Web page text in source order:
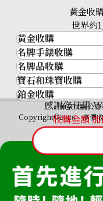
Bulgari Bvlgari
BBLP33G
參考回收價
HKD 35,355.79
收購日期: 2025年11月
感謝您使用
收購金額
黃金收
世界約
黃金收購
黃金･金條
金條
金幣及銀幣
過去十年黃金價格
金飾
金戒指
金頸鍊
名牌手錶收購
名牌手錶收購
勞力士 (Rolex)
Patek Philippe
Audemars Piguet
Vacheron
A. Lange & Söhne
Breguet
名牌品收購
名牌品收購
HERMES
LOUIS VUITTON
CHANEL
卡地亞（Cartier）
CELINE
FENDI
Christian Dior
寶石和珠寶收購
寶石和珠寶
祖母綠
藍寶石
紅寶石
鉑金收購
神奈川縣公
Copyright©2026 高價